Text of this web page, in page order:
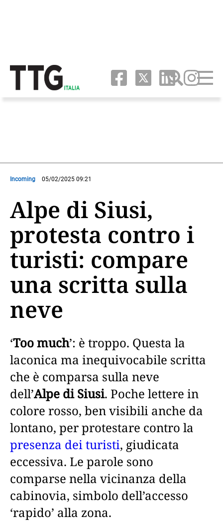
Incoming 05/02/2025 09:21
Alpe di Siusi,
protesta contro i
turisti: compare
una scritta sulla
neve
‘Too much’: è troppo. Questa la
laconica ma inequivocabile scritta
che è comparsa sulla neve
dell’Alpe di Siusi. Poche lettere in
colore rosso, ben visibili anche da
lontano, per protestare contro la
presenza dei turisti, giudicata
eccessiva. Le parole sono
comparse nella vicinanza della
cabinovia, simbolo dell’accesso
‘rapido’ alla zona.